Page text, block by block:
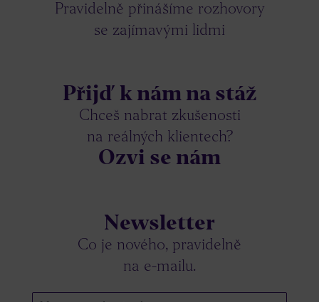
Pravidelně přinášíme rozhovory
se zajímavými lidmi
Přijď k nám na stáž
Chceš nabrat zkušenosti
na reálných klientech?
Ozvi se nám
Newsletter
Co je nového, pravidelně
na e-mailu.